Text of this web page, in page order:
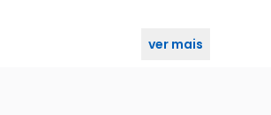
ver mais